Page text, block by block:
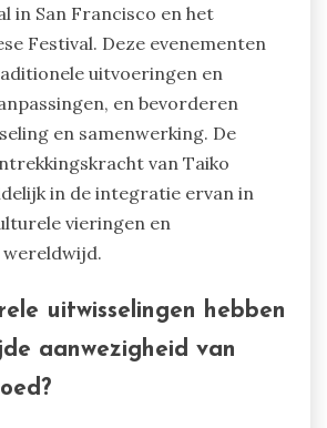
in San Francisco en het
Festival. Deze evenementen
uitvoeringen en
en bevorderen
en samenwerking. De
van Taiko
in de integratie ervan in
vieringen en
wereldwijd.
uitwisselingen hebben
aanwezigheid van